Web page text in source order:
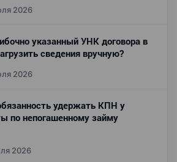
2026
указанный УНК договора в
сведения вручную?
2026
удержать КПН у
по непогашенному займу
2026